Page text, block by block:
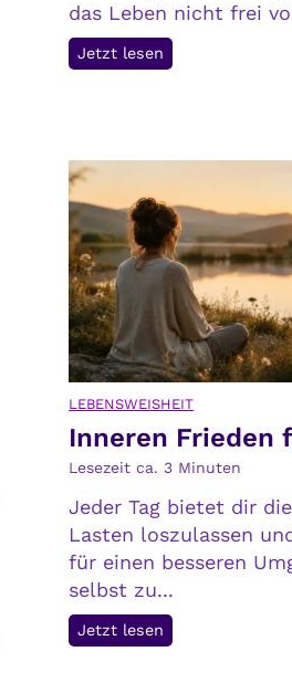
ee
h
a
u
c
s
i
c
h
s
e
b
s
t
das Leben nicht frei
Jetzt lesen
b
r
k
e
t
v
e
r
ä
n
d
r
LEBENSWEISHEIT
Inneren Frieden
Lesezeit ca. 3 Minuten
Jeder Tag bietet dir
Lasten loszulassen
für einen besseren
selbst zu...
Jetzt lesen